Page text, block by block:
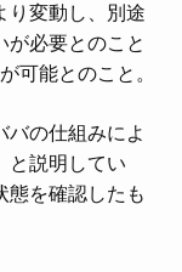
り変動し、別途
が必要とのこと
可能とのこと。
バの仕組みによ
と説明してい
態を確認したも